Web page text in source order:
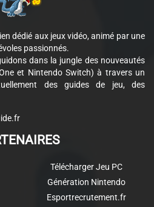
dédié aux jeux vidéo, animé par une
passionnés.
dans la jungle des nouveautés
et Nintendo Switch) à travers un
des guides de jeu, des
Télécharger Jeu PC
Génération Nintendo
Esportrecrutement.fr